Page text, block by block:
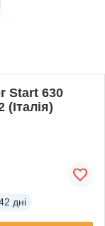
Start 630
дні